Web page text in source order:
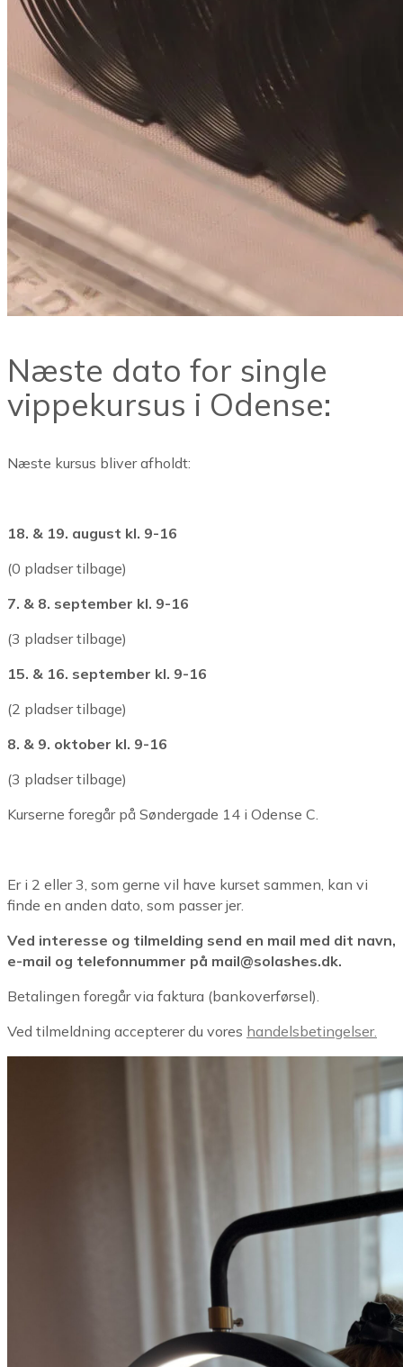
Næste dato for single
vippekursus i Odense:
Næste kursus bliver afholdt:
18. & 19. august kl. 9-16
(0 pladser tilbage)
7. & 8. september kl. 9-16
(3 pladser tilbage)
15. & 16. september kl. 9-16
(2 pladser tilbage)
8. & 9. oktober kl. 9-16
(3 pladser tilbage)
Kurserne foregår på Søndergade 14 i Odense C.
Er i 2 eller 3, som gerne vil have kurset sammen, kan vi
finde en anden dato, som passer jer.
Ved interesse og tilmelding send en mail med dit navn,
e-mail og telefonnummer på mail@solashes.dk.
Betalingen foregår via faktura (bankoverførsel).
Ved tilmeldning accepterer du vores handelsbetingelser.